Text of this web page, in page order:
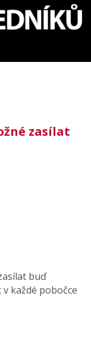
zasílat
buď
každé pobočce